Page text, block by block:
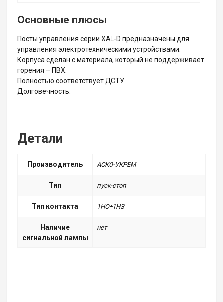
Основные плюсы
Посты управления серии XAL-D предназначены для
управления электротехническими устройствами.
Корпуса сделан с материала, который не поддерживает
горения – ПВХ.
Полностью соответствует ДСТУ.
Долговечность.
Детали
Производитель АСКО-УКРЕМ
Тип пуск-стоп
Тип контакта 1НО+1НЗ
Наличие
сигнальной лампы
нет